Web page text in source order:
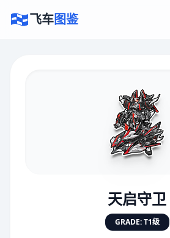
飞车图鉴
天启守卫
GRADE: T1级
★★★★★★★